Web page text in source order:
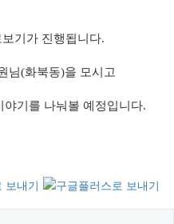
기가 진행됩니다.
님(화북동)을 모시고
기를 나눠볼 예정입니다.